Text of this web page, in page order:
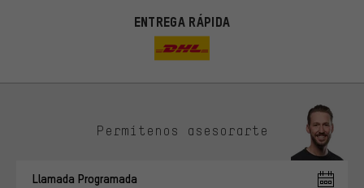
ENTREGA RÁPIDA
Permítenos asesorarte
Llamada Programada
ti. Las cookies de marketing nos ayudan a identificar tus